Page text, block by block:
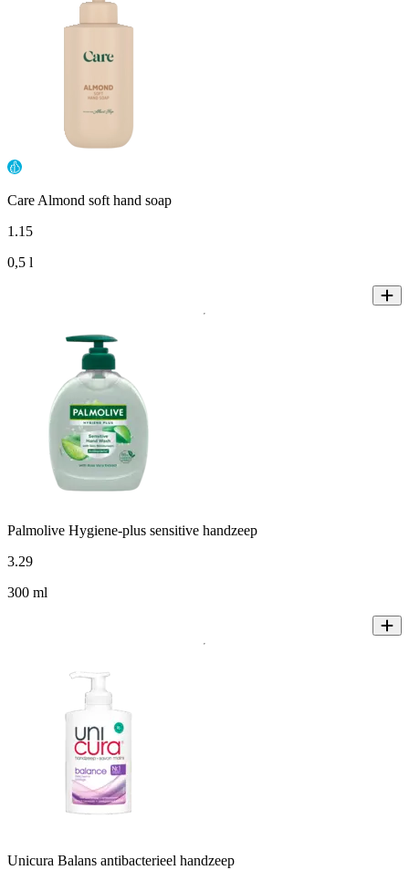
Care Almond soft hand soap
1.15
0,5 l
Palmolive Hygiene-plus sensitive handzeep
3.29
300 ml
Unicura Balans antibacterieel handzeep